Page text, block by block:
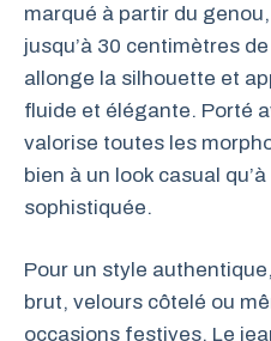
marqué à partir du
jusqu’à 30 centimètres
allonge la silhouette et
fluide et élégante. Porté
valorise toutes les
bien à un look casual
sophistiquée.
Pour un style
brut, velours côtelé ou
occasions festives. Le